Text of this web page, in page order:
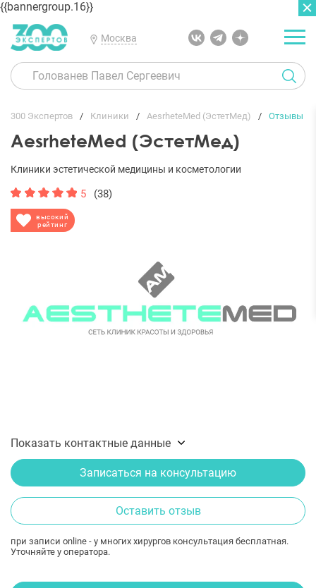
{{bannergroup.16}}
Москва
300 Экспертов Клиники AesrheteMed (ЭстетМед) Отзывы
AesrheteMed (ЭстетМед)
высокий
рейтинг
Клиники эстетической медицины и косметологии
5 (38)
Показать контактные данные
Записаться на консультацию
Оставить отзыв
при записи online - у многих хирургов консультация бесплатная.
Уточняйте у оператора.
ГЛАВНАЯ ОТЗЫВЫ